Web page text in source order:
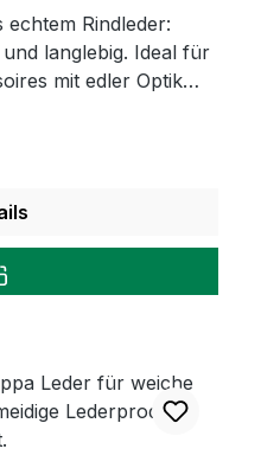
Rindleder:
langlebig. Ideal für
mit edler Optik